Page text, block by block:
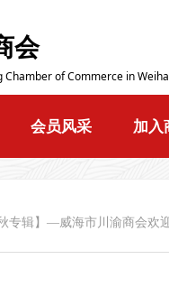
会
Chamber of Commerce in
会员风采 加入
专辑】—威海市川渝商会欢